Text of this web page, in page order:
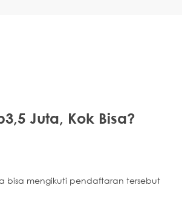
Juta, Kok Bisa?
bisa mengikuti pendaftaran tersebut